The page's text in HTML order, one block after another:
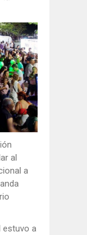
al
a
estuvo a